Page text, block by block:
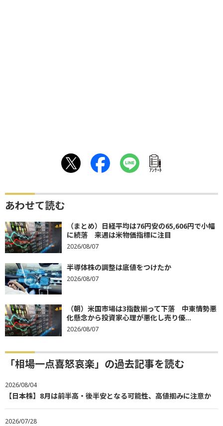
ｱﾝｹｰﾄ
あわせて読む
（まとめ）日経平均は76円安の65,606円で小幅
に続落 来週は米物価指標に注目
2026/08/07
半導体株の調整は底値をつけたか
2026/08/07
（朝）米国市場は3指数揃って下落 中東情勢悪
化懸念から投資家心理が悪化し売り優...
2026/08/07
「相場一点喜怒哀楽」の過去記事を読む
2026/08/04
【日本株】8月は前半高・後半安となる可能性、高値掴みに注意か
2026/07/28